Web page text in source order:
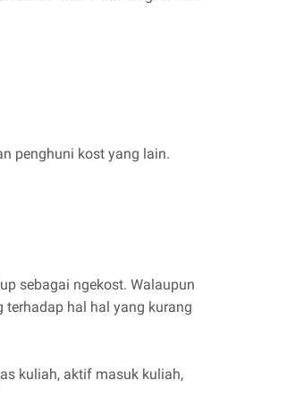
penghuni kost yang lain.
sebagai ngekost. Walaupun
hal hal yang kurang
kuliah, aktif masuk kuliah,